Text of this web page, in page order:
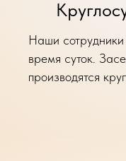
Наши
время суток.
производятся